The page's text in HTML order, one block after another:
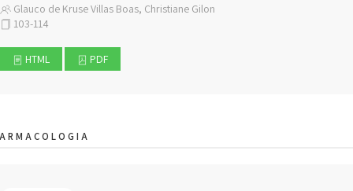
Glauco de Kruse Villas Boas, Christiane Gilon
103-114
HTML PDF